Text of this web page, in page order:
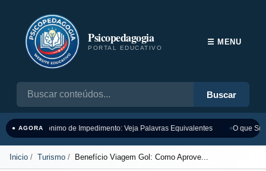
Psicopedagogia
PORTAL EDUCATIVO
Buscar
☰ MENU
● AGORASinônimo de Impedimento: Veja Palavras Equivalentes O que
Inicio Turismo Benefício Viagem Gol: Como Aprove...